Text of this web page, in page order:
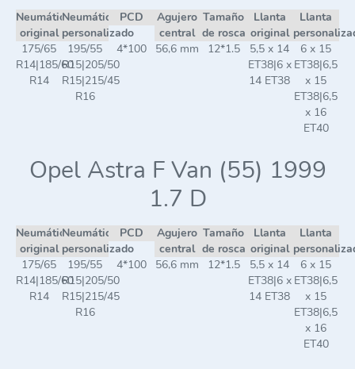
Neumático
original
Neumático
personalizado
PCD
Agujero
central
Tamaño
de rosca
Llanta
original
Llanta
175/65
R14|185/60
R14
195/55
R15|205/50
R15|215/45
R16
4*100 56,6 mm 12*1.5
5,5 x 14
ET38|6 x
14 ET38
6 x 15
ET38|6,5
x 15
ET38|6,5
x 16
ET40
Opel Astra F Van (55) 1999
1.7 D
Neumático
original
Neumático
personalizado
PCD
Agujero
central
Tamaño
de rosca
Llanta
original
Llanta
175/65
R14|185/60
R14
195/55
R15|205/50
R15|215/45
R16
4*100 56,6 mm 12*1.5
5,5 x 14
ET38|6 x
14 ET38
6 x 15
ET38|6,5
x 15
ET38|6,5
x 16
ET40